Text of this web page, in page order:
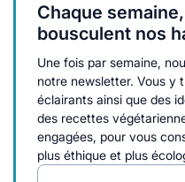
Chaque
bousculent nos
Une fois par semaine,
notre newsletter. Vous y
éclairants ainsi que des
des recettes
engagées, pour vous
plus éthique et plus